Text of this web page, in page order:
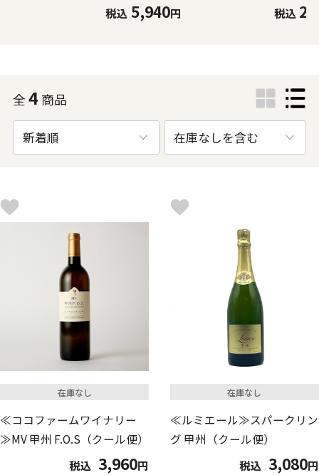
税込 5,940円
税込
全4 商品
在庫なし
≪ココファームワイナリー
≫MV 甲州 F.O.S（クール便）
税込 3,960円
在庫なし
≪ルミエール≫スパークリン
グ 甲州（クール便）
税込 3,080円